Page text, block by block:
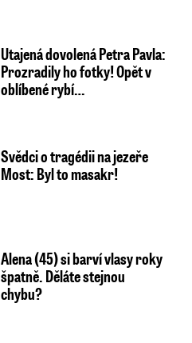
Utajená dovolená Petra Pavla:
Prozradily ho fotky! Opět v
oblíbené rybí…
Svědci o tragédii na jezeře
Most: Byl to masakr!
Alena (45) si barví vlasy roky
špatně. Děláte stejnou
chybu?